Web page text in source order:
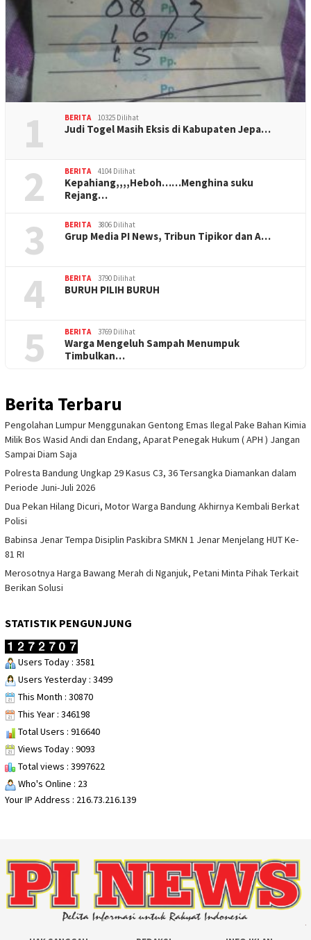
1 BERITA 10325 Dilihat
Judi Togel Masih Eksis di Kabupaten Jepa…
2 BERITA 4104 Dilihat
Kepahiang,,,,Heboh……Menghina suku
Rejang…
3 BERITA 3806 Dilihat
Grup Media PI News, Tribun Tipikor dan A…
4 BERITA 3790 Dilihat
BURUH PILIH BURUH
5 BERITA 3769 Dilihat
Warga Mengeluh Sampah Menumpuk
Timbulkan…
Berita Terbaru
Pengolahan Lumpur Menggunakan Gentong Emas Ilegal Pake Bahan Kimia
Milik Bos Wasid Andi dan Endang, Aparat Penegak Hukum ( APH ) Jangan
Sampai Diam Saja
Polresta Bandung Ungkap 29 Kasus C3, 36 Tersangka Diamankan dalam
Periode Juni-Juli 2026
Dua Pekan Hilang Dicuri, Motor Warga Bandung Akhirnya Kembali Berkat
Polisi
Babinsa Jenar Tempa Disiplin Paskibra SMKN 1 Jenar Menjelang HUT Ke-
81 RI
Merosotnya Harga Bawang Merah di Nganjuk, Petani Minta Pihak Terkait
Berikan Solusi
STATISTIK PENGUNJUNG
Users Today : 3581
Users Yesterday : 3499
This Month : 30870
This Year : 346198
Total Users : 916640
Views Today : 9093
Total views : 3997622
Who's Online : 23
Your IP Address : 216.73.216.139